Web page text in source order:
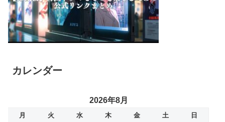
カレンダー
2026年8月
月 火 水 木 金 土
日